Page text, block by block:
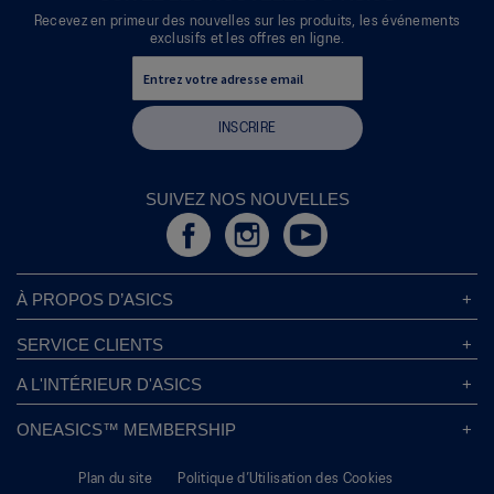
Recevez en primeur des nouvelles sur les produits, les événements
exclusifs et les offres en ligne.
INSCRIRE
SUIVEZ NOS NOUVELLES
À PROPOS D’ASICS
Responsabilités d’entreprise
Politique de Confidentialité
SERVICE CLIENTS
Magasins ASICS
Localisateur de Magasin
Politique de Retour
Conditions Promotionnelles
A L'INTÉRIEUR D'ASICS
Durabilité
L’empreinte de Carbone
ONEASICS™ MEMBERSHIP
S'inscrire gratuitement
Plan du site Politique d’Utilisation des Cookies